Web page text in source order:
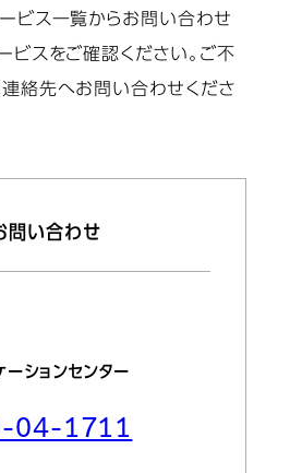
ビス一覧からお問い合わせ
ビスをご確認ください。ご不
絡先へお問い合わせくださ
問い合わせ
ションセンター
04-1711